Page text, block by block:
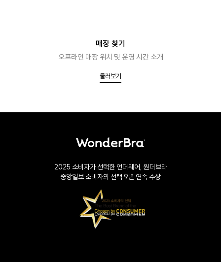
매장 찾기
오프라인 매장 위치 및 운영 시간 소개
둘러보기
2025 소비자가 선택한 언더웨어, 원더브라
중앙일보 소비자의 선택 9년 연속 수상